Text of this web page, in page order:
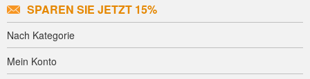
SPAREN SIE JETZT 15%
Nach Kategorie
Mein Konto